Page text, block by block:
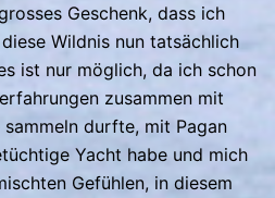
Geschenk, dass ich
Wildnis nun tatsächlich
ist nur möglich, da ich schon
zusammen mit
durfte, mit Pagan
Yacht habe und mich
Gefühlen, in diesem